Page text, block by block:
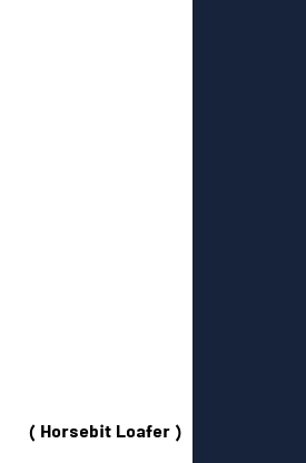
( Horsebit Loafer )